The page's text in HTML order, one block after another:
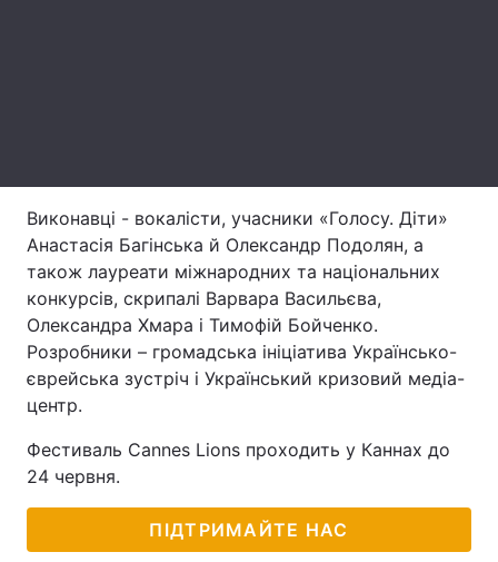
Виконавці - вокалісти, учасники «Голосу. Діти»
Анастасія Багінська й Олександр Подолян, а
також лауреати міжнародних та національних
конкурсів, скрипалі Варвара Васильєва,
Олександра Хмара і Тимофій Бойченко.
Розробники – громадська ініціатива Українсько-
єврейська зустріч і Український кризовий медіа-
центр.
Фестиваль Cannes Lions проходить у Каннах до
24 червня.
ПІДТРИМАЙТЕ НАС